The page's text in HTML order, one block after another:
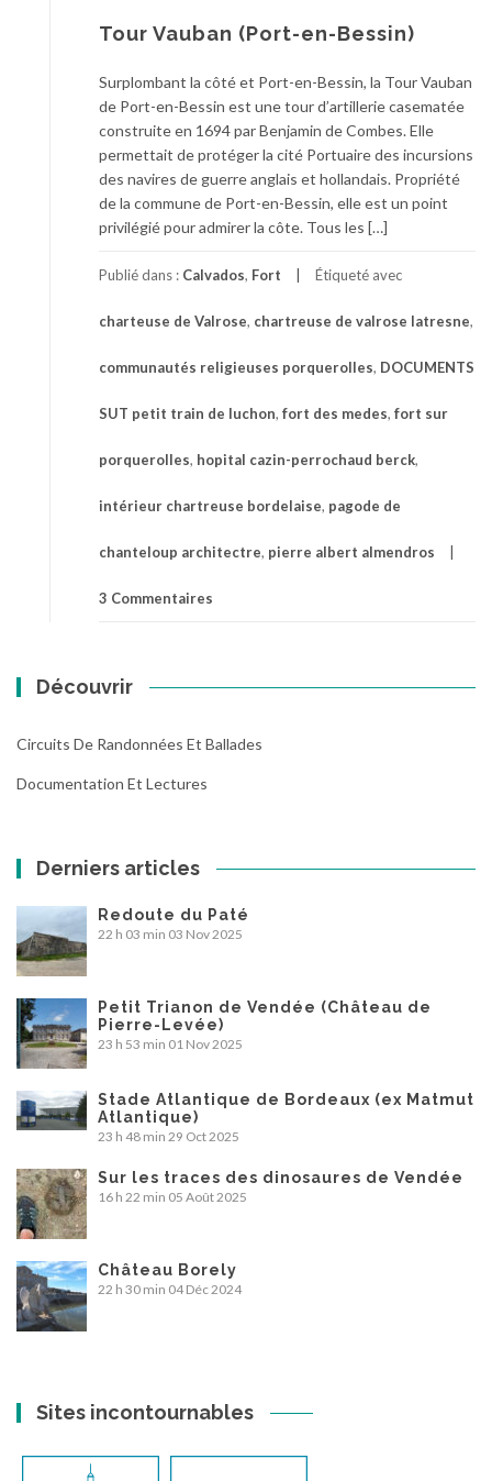
Tour Vauban (Port-en-Bessin)
Surplombant la côté et Port-en-Bessin, la Tour Vauban
de Port-en-Bessin est une tour d’artillerie casematée
construite en 1694 par Benjamin de Combes. Elle
permettait de protéger la cité Portuaire des incursions
des navires de guerre anglais et hollandais. Propriété
de la commune de Port-en-Bessin, elle est un point
privilégié pour admirer la côte. Tous les […]
Publié dans : Calvados, Fort Étiqueté avec
charteuse de Valrose, chartreuse de valrose latresne,
communautés religieuses porquerolles, DOCUMENTS
SUT petit train de luchon, fort des medes, fort sur
porquerolles, hopital cazin-perrochaud berck,
intérieur chartreuse bordelaise, pagode de
chanteloup architectre, pierre albert almendros
3 Commentaires
Découvrir
Circuits De Randonnées Et Ballades
Documentation Et Lectures
Derniers articles
Redoute du Paté
22 h 03 min 03 Nov 2025
Petit Trianon de Vendée (Château de
Pierre-Levée)
23 h 53 min 01 Nov 2025
Stade Atlantique de Bordeaux (ex Matmut
Atlantique)
23 h 48 min 29 Oct 2025
Sur les traces des dinosaures de Vendée
16 h 22 min 05 Août 2025
Château Borely
22 h 30 min 04 Déc 2024
Sites incontournables